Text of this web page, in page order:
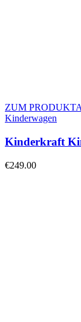
ZUM
Kinderwagen
Kinderkraft
€249.00